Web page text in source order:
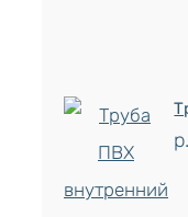
р.